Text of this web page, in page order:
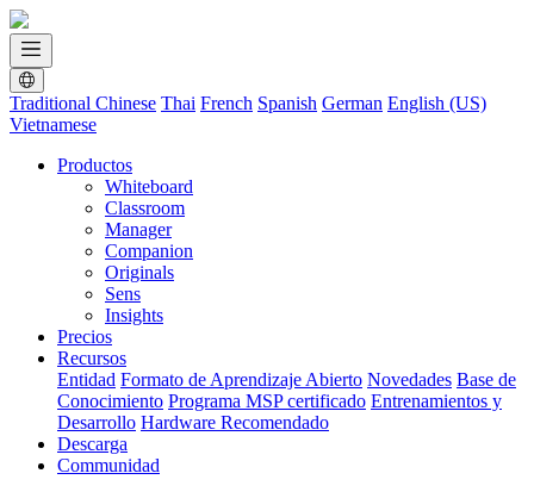
Traditional Chinese Thai French Spanish German English (US)
Vietnamese
Productos
Whiteboard
Classroom
Manager
Companion
Originals
Sens
Insights
Precios
Recursos
Entidad Formato de Aprendizaje Abierto Novedades Base de
Conocimiento Programa MSP certificado Entrenamientos y
Desarrollo Hardware Recomendado
Descarga
Communidad